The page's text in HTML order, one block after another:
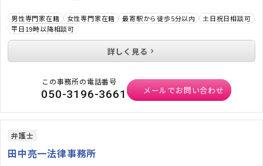
男性専門家在籍 女性専門家在籍 最寄駅から徒歩5分以内
土日祝日相談可
平日19時以降相談可
詳しく見る
この事務所の電話番号
050-3196-3661 メールでお問い合わせ
弁護士
田中亮一法律事務所